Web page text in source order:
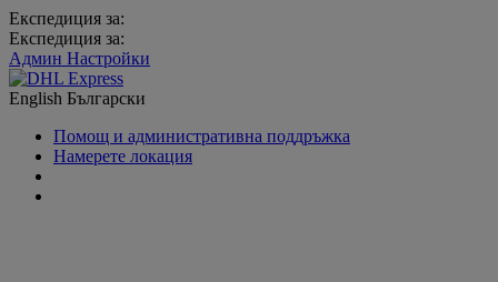
Експедиция за:
Експедиция за:
Админ Настройки
English Български
Помощ и административна поддръжка
Намерете локация